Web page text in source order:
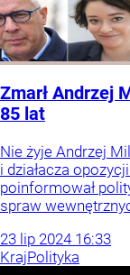
Zmarł Andrzej
85 lat
Nie żyje Andrzej
i działacza
poinformował
spraw
23 lip 2024 16:33
KrajPolityka